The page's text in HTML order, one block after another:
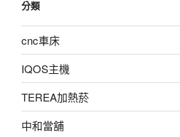
分類
cnc車床
IQOS主機
TEREA加熱菸
中和當舖